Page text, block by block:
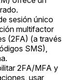
sesión único
multifactor
(2FA) (a través
SMS),
2FA/MFA y
usar